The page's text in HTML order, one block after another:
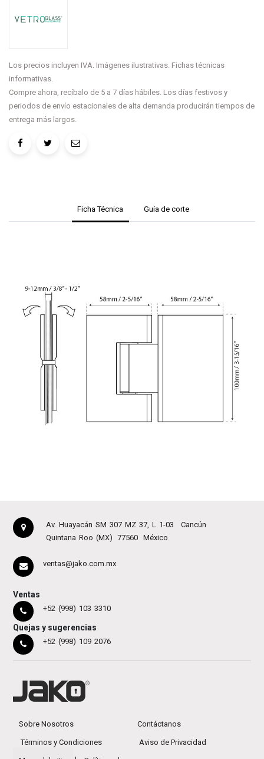
Los precios incluyen IVA. Imágenes ilustrativas. Fichas técnicas
informativas.
Compre ahora, recíbalo de 5 a 7 días hábiles. Los días festivos y
periodos de envío estacionales de alta demanda producirán tiempos de
entrega más largos.
Ficha Técnica Guía de corte
Av. Huayacán SM 307 MZ 37, L 1-03
Cancún
Quintana Roo (MX)
77560 México
ventas@jako.com.mx
Ventas
+52 (998) 103 3310
Quejas y sugerencias
+52 (998) 109 2076
Sobre Nosotros Contáctanos
Términos y Condiciones Aviso de Privacidad